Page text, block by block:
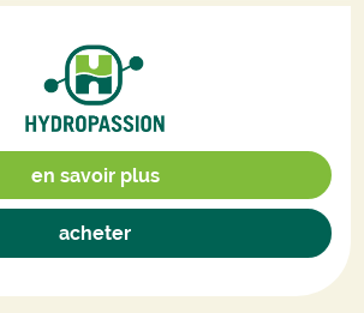
en savoir plus
acheter